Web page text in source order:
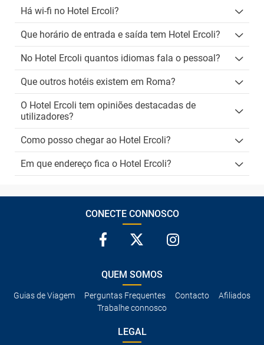
Há wi-fi no Hotel Ercoli?
Que horário de entrada e saída tem Hotel Ercoli?
No Hotel Ercoli quantos idiomas fala o pessoal?
Que outros hotéis existem em Roma?
O Hotel Ercoli tem opiniões destacadas de
utilizadores?
Como posso chegar ao Hotel Ercoli?
Em que endereço fica o Hotel Ercoli?
CONECTE CONNOSCO
QUEM SOMOS
Guias de Viagem Perguntas Frequentes Contacto
Afiliados
Trabalhe connosco
LEGAL